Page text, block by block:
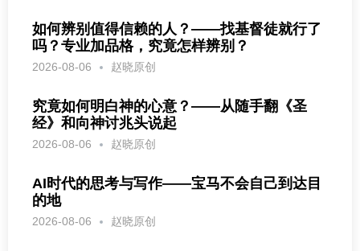
如何辨别值得信赖的人？——找基督徒就行了
吗？专业加品格，究竟怎样辨别？
2026-08-06 赵晓原创
究竟如何明白神的心意？——从随手翻《圣
经》和向神讨兆头说起
2026-08-06 赵晓原创
AI时代的思考与写作——宝马不会自己到达目
的地
2026-08-06 赵晓原创